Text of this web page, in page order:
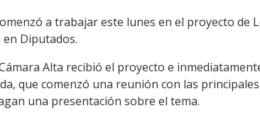
a trabajar este lunes en el proyecto de
Diputados.
Alta recibió el proyecto e
que comenzó una reunión con las
una presentación sobre el tema.